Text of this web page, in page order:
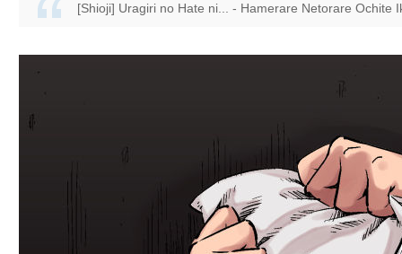
[Shioji] Uragiri no Hate ni... - Hamerare Netorare